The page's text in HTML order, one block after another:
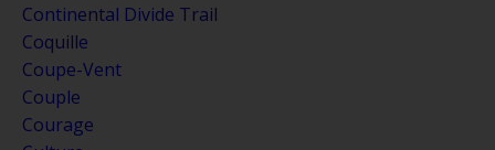
Continental Divide Trail
Coquille
Coupe-Vent
Couple
Courage